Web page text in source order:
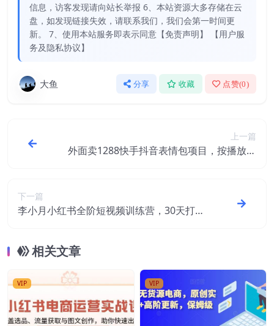
信息，访客发现请向站长举报 6、本站资源大多存储在云
盘，如发现链接失效，请联系我们，我们会第一时间更
新。 7、使用本站服务即表示同意【免责声明】 【用户服
务及隐私协议】
大鱼 分享 收藏 点赞(0)
上一篇
外面卖1288快手抖音表情包项目，按播放量
下一篇
李小月小红书全阶短视频训练营，30天打造
相关文章
VIP VIP